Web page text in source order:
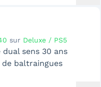
sur Deluxe / PS5
sens 30 ans
de baltraingues